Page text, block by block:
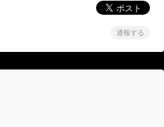
通報する